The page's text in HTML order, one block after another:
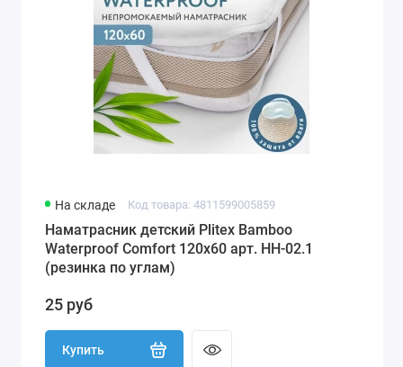
На складе Код товара: 4811599005859
Наматрасник детский Plitex Bamboo
Waterproof Comfort 120х60 арт. НН-02.1
(резинка по углам)
25 руб
Купить